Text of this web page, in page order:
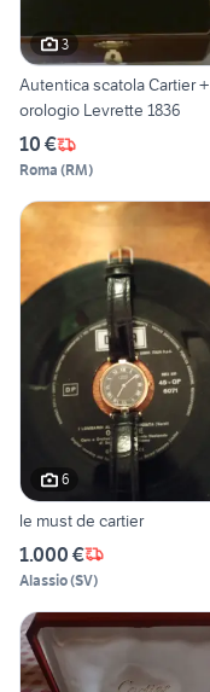
3
Autentica scatola Cartier +
orologio Levrette 1836
10 €
Roma (RM)
6
le must de cartier
1.000 €
Alassio(SV)